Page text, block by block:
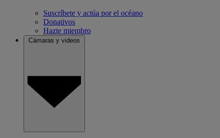
Suscríbete y actúa por el océano
Donativos
Hazte miembro
Cámaras y videos